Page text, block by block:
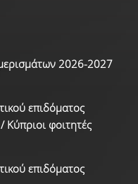
2026-2027
επιδόματος
φοιτητές
επιδόματος